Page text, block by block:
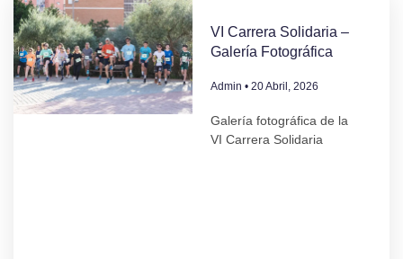
VI Carrera Solidaria –
Galería Fotográfica
Admin 20 Abril, 2026
Galería fotográfica de la
VI Carrera Solidaria